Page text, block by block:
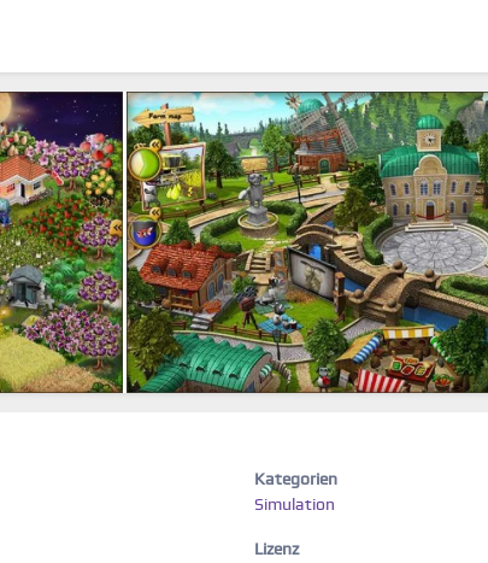
Kategorien
Simulation
Lizenz